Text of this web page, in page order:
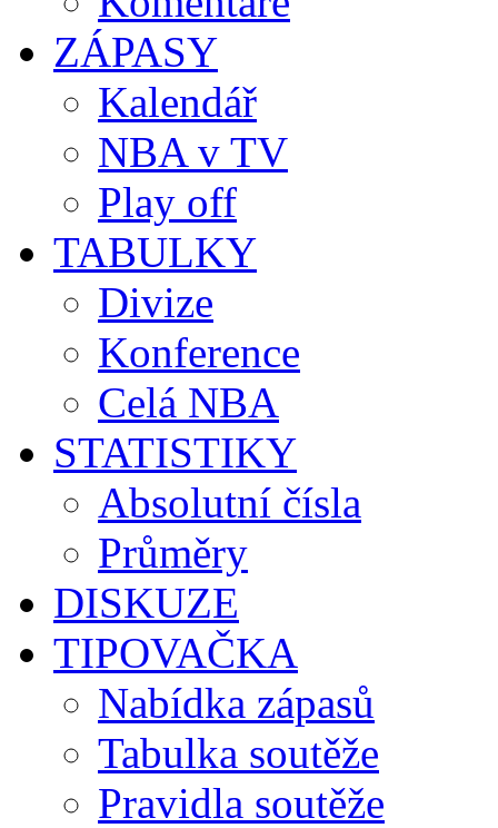
ZÁPASY
Kalendář
NBA v TV
Play off
TABULKY
Divize
Konference
Celá NBA
STATISTIKY
Absolutní čísla
Průměry
DISKUZE
TIPOVAČKA
Nabídka zápasů
Tabulka soutěže
Pravidla soutěže